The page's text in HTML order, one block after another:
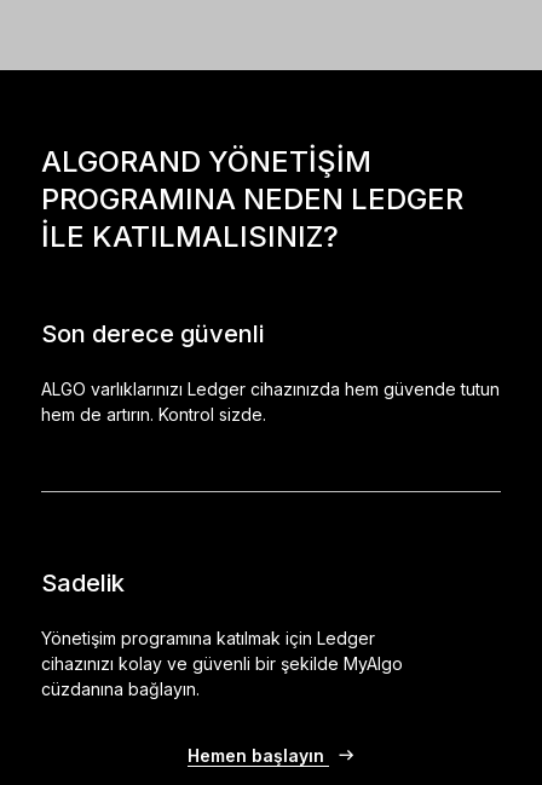
ALGORAND YÖNETİŞİM
PROGRAMINA NEDEN LEDGER
İLE KATILMALISINIZ?
Son derece güvenli
ALGO varlıklarınızı Ledger cihazınızda hem güvende tutun
hem de artırın. Kontrol sizde.
Sadelik
Yönetişim programına katılmak için Ledger
cihazınızı kolay ve güvenli bir şekilde MyAlgo
cüzdanına bağlayın.
Hemen başlayın